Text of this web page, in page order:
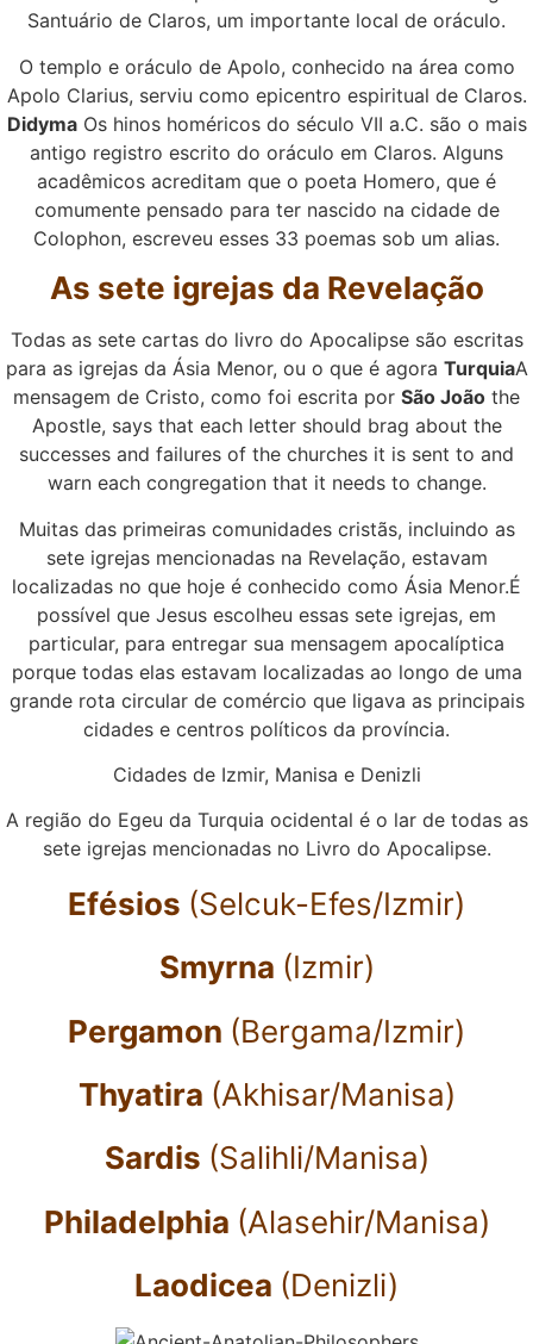
Santuário de Claros, um importante local de oráculo.
O templo e oráculo de Apolo, conhecido na área como
Apolo Clarius, serviu como epicentro espiritual de Claros.
DidymaOs hinos homéricos do século VII a.C. são o mais
antigo registro escrito do oráculo em Claros. Alguns
acadêmicos acreditam que o poeta Homero, que é
comumente pensado para ter nascido na cidade de
Colophon, escreveu esses 33 poemas sob um alias.
As sete igrejas da Revelação
Todas as sete cartas do livro do Apocalipse são escritas
para as igrejas da Ásia Menor, ou o que é agora TurquiaA
mensagem de Cristo, como foi escrita por São João the
Apostle, says that each letter should brag about the
successes and failures of the churches it is sent to and
warn each congregation that it needs to change.
Muitas das primeiras comunidades cristãs, incluindo as
sete igrejas mencionadas na Revelação, estavam
localizadas no que hoje é conhecido como Ásia Menor.É
possível que Jesus escolheu essas sete igrejas, em
particular, para entregar sua mensagem apocalíptica
porque todas elas estavam localizadas ao longo de uma
grande rota circular de comércio que ligava as principais
cidades e centros políticos da província.
Cidades de Izmir, Manisa e Denizli
A região do Egeu da Turquia ocidental é o lar de todas as
sete igrejas mencionadas no Livro do Apocalipse.
Efésios (Selcuk-Efes/Izmir)
Smyrna (Izmir)
Pergamon (Bergama/Izmir)
Thyatira (Akhisar/Manisa)
Sardis (Salihli/Manisa)
Philadelphia (Alasehir/Manisa)
Laodicea (Denizli)